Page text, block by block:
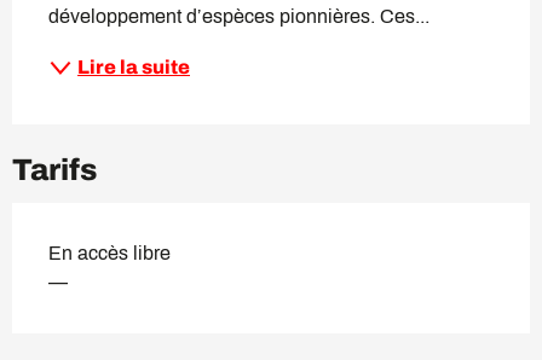
développement d’espèces pionnières. Ces...
Lire la suite
Tarifs
En accès libre
—